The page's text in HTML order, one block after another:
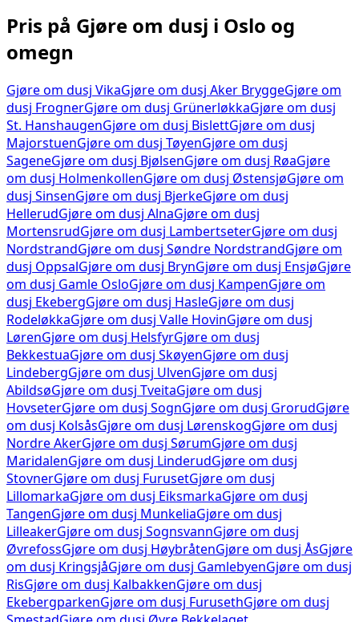
Pris på Gjøre om dusj i Oslo og
omegn
Gjøre om dusj VikaGjøre om dusj Aker BryggeGjøre om
dusj FrognerGjøre om dusj GrünerløkkaGjøre om dusj
St. HanshaugenGjøre om dusj BislettGjøre om dusj
MajorstuenGjøre om dusj TøyenGjøre om dusj
SageneGjøre om dusj BjølsenGjøre om dusj RøaGjøre
om dusj HolmenkollenGjøre om dusj ØstensjøGjøre om
dusj SinsenGjøre om dusj BjerkeGjøre om dusj
HellerudGjøre om dusj AlnaGjøre om dusj
MortensrudGjøre om dusj LambertseterGjøre om dusj
NordstrandGjøre om dusj Søndre NordstrandGjøre om
dusj OppsalGjøre om dusj BrynGjøre om dusj EnsjøGjøre
om dusj Gamle OsloGjøre om dusj KampenGjøre om
dusj EkebergGjøre om dusj HasleGjøre om dusj
RodeløkkaGjøre om dusj Valle HovinGjøre om dusj
LørenGjøre om dusj HelsfyrGjøre om dusj
BekkestuaGjøre om dusj SkøyenGjøre om dusj
LindebergGjøre om dusj UlvenGjøre om dusj
AbildsøGjøre om dusj TveitaGjøre om dusj
HovseterGjøre om dusj SognGjøre om dusj GrorudGjøre
om dusj KolsåsGjøre om dusj LørenskogGjøre om dusj
Nordre AkerGjøre om dusj SørumGjøre om dusj
MaridalenGjøre om dusj LinderudGjøre om dusj
StovnerGjøre om dusj FurusetGjøre om dusj
LillomarkaGjøre om dusj EiksmarkaGjøre om dusj
TangenGjøre om dusj MunkeliaGjøre om dusj
LilleakerGjøre om dusj SognsvannGjøre om dusj
ØvrefossGjøre om dusj HøybråtenGjøre om dusj ÅsGjøre
om dusj KringsjåGjøre om dusj GamlebyenGjøre om dusj
RisGjøre om dusj KalbakkenGjøre om dusj
EkebergparkenGjøre om dusj FurusethGjøre om dusj